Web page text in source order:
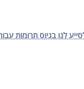
לנו בגיוס תרומות